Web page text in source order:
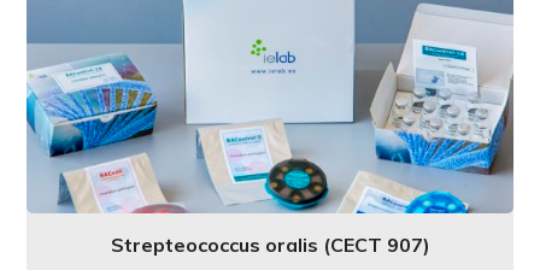
Strepteococcus oralis (CECT 907)